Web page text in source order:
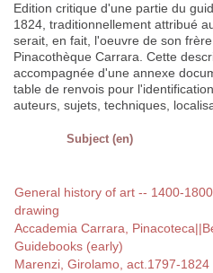
Edition critique d'une partie du
1824, traditionnellement attribué
serait, en fait, l'oeuvre de son
Pinacothèque Carrara. Cette
accompagnée d'une annexe
table de renvois pour
auteurs, sujets, techniques,
Subject (en)
General history of art -- 1400-
drawing
Accademia Carrara,
Guidebooks (early)
Marenzi, Girolamo, act.1797-1824